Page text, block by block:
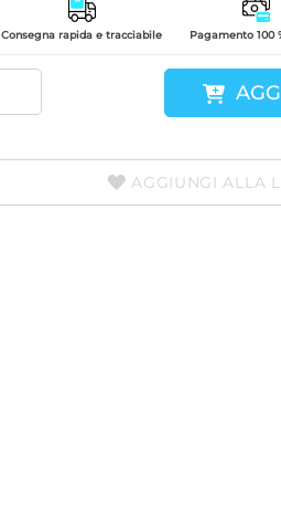
Consegna rapida e tracciabile Pagamento 100
AGGIUNGI ALLA